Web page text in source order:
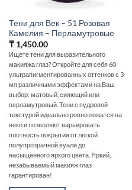
Тени для Век – 51 Розовая
Камелия – Перламутровые
₸1,450.00
Ищете тени для выразительного
макияжа глаз? Откройте для себя 60
ультрапигментированных оттенков с 3-
мя различными эффектами на Ваш
выбор: матовый, сияющий или
перламутровый. Тени с пудровой
текстурой идеально ровно ложатся на
веко и позволяют варьировать
плотность покрытия от легкой
полупрозрачной вуали до
насыщенного яркого цвета. Яркий,
незабываемый макияж глаз
гарантирован!